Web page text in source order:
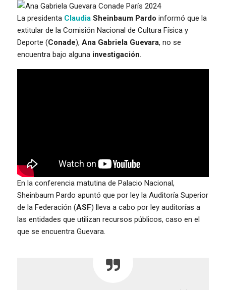
La presidenta Claudia Sheinbaum Pardo informó que la
extitular de la Comisión Nacional de Cultura Física y
Deporte (Conade), Ana Gabriela Guevara, no se
encuentra bajo alguna investigación.
En la conferencia matutina de Palacio Nacional,
Sheinbaum Pardo apuntó que por ley la Auditoría Superior
de la Federación (ASF) lleva a cabo por ley auditorías a
las entidades que utilizan recursos públicos, caso en el
que se encuentra Guevara.